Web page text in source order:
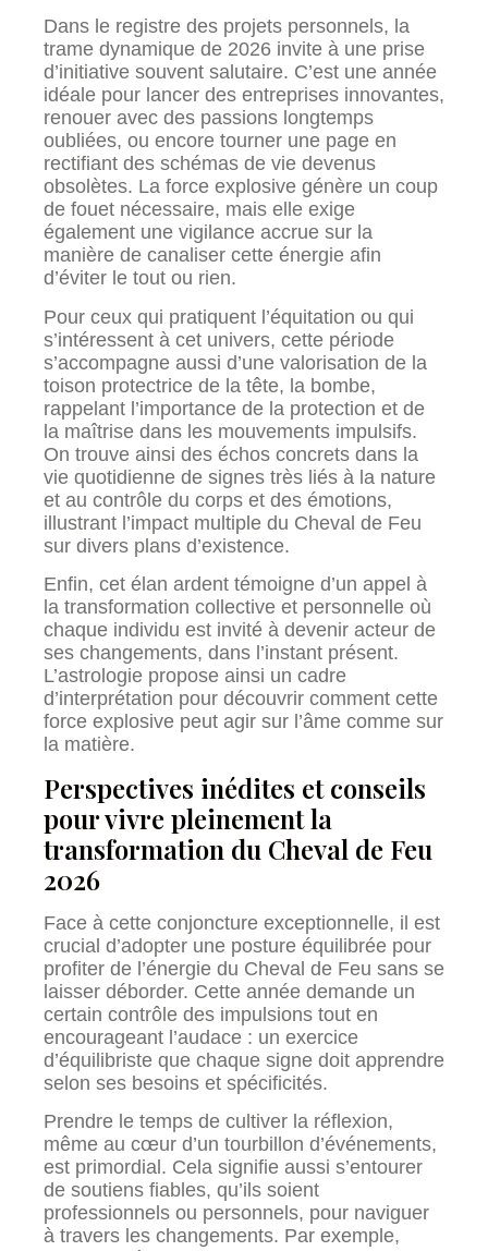
Dans le registre des projets personnels, la
trame dynamique de 2026 invite à une prise
d’initiative souvent salutaire. C’est une année
idéale pour lancer des entreprises innovantes,
renouer avec des passions longtemps
oubliées, ou encore tourner une page en
rectifiant des schémas de vie devenus
obsolètes. La force explosive génère un coup
de fouet nécessaire, mais elle exige
également une vigilance accrue sur la
manière de canaliser cette énergie afin
d’éviter le tout ou rien.
Pour ceux qui pratiquent l’équitation ou qui
s’intéressent à cet univers, cette période
s’accompagne aussi d’une valorisation de la
toison protectrice de la tête, la bombe,
rappelant l’importance de la protection et de
la maîtrise dans les mouvements impulsifs.
On trouve ainsi des échos concrets dans la
vie quotidienne de signes très liés à la nature
et au contrôle du corps et des émotions,
illustrant l’impact multiple du Cheval de Feu
sur divers plans d’existence.
Enfin, cet élan ardent témoigne d’un appel à
la transformation collective et personnelle où
chaque individu est invité à devenir acteur de
ses changements, dans l’instant présent.
L’astrologie propose ainsi un cadre
d’interprétation pour découvrir comment cette
force explosive peut agir sur l’âme comme sur
la matière.
Perspectives inédites et conseils
pour vivre pleinement la
transformation du Cheval de Feu
2026
Face à cette conjoncture exceptionnelle, il est
crucial d’adopter une posture équilibrée pour
profiter de l’énergie du Cheval de Feu sans se
laisser déborder. Cette année demande un
certain contrôle des impulsions tout en
encourageant l’audace : un exercice
d’équilibriste que chaque signe doit apprendre
selon ses besoins et spécificités.
Prendre le temps de cultiver la réflexion,
même au cœur d’un tourbillon d’événements,
est primordial. Cela signifie aussi s’entourer
de soutiens fiables, qu’ils soient
professionnels ou personnels, pour naviguer
à travers les changements. Par exemple,